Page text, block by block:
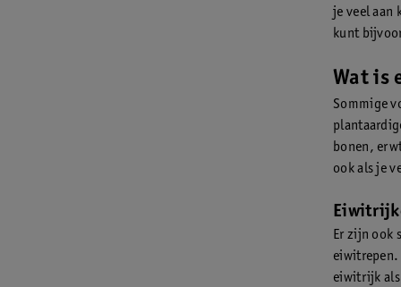
je veel aan
kunt
Wat is
Sommige
bonen,
ook als je
Er zijn ook
eiwitrepen.
eiwitrijk